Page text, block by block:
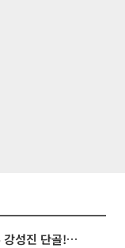
'2TV 생생정보' 오늘방송맛집- 배우 강성진 단골! 쌀국수ㆍ푸팟퐁 커리 맛집 '블○○○'